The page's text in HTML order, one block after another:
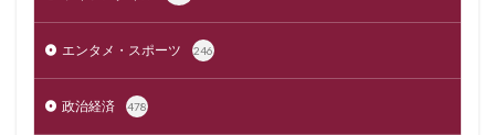
エンタメ・スポーツ 246
政治経済 478